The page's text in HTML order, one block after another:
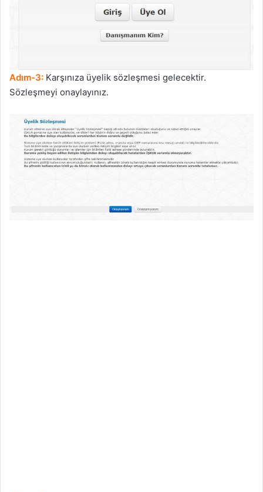
Adım-3: Karşınıza üyelik sözleşmesi gelecektir.
Sözleşmeyi onaylayınız.